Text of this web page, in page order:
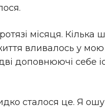
місяця.
вливалось у
доповнюючі себе
сталося це. Я